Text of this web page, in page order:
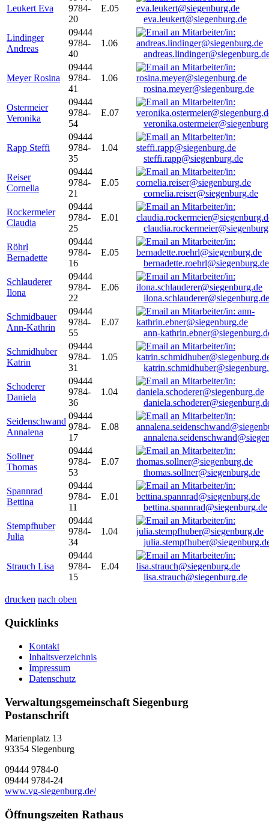
Leukert Eva
9784-
20
E.05
eva.leukert@siegenburg.de
Lindinger
Andreas
09444
9784-
40
1.06
Meyer Rosina
09444
9784-
41
1.06
rosina.meyer@siegenburg.de
Ostermeier
Veronika
09444
9784-
54
E.07
Rapp Steffi
09444
9784-
35
1.04
steffi.rapp@siegenburg.de
Reiser
Cornelia
09444
9784-
21
E.05
cornelia.reiser@siegenburg.de
Rockermeier
Claudia
09444
9784-
25
E.01
Röhrl
Bernadette
09444
9784-
16
E.05
bernadette.roehrl@siegenburg.de
Schlauderer
Ilona
09444
9784-
22
E.06
ilona.schlauderer@siegenburg.de
Schmidbauer
Ann-Kathrin
09444
9784-
55
E.07
ann-
Schmidhuber
Katrin
09444
9784-
31
1.05
Schoderer
Daniela
09444
9784-
36
1.04
Seidenschwand
Annalena
09444
9784-
17
E.08
Sollner
Thomas
09444
9784-
53
E.07
thomas.sollner@siegenburg.de
Spannrad
Bettina
09444
9784-
11
E.01
bettina.spannrad@siegenburg.de
Stempfhuber
Julia
09444
9784-
34
1.04
Strauch Lisa
09444
9784-
15
E.04
lisa.strauch@siegenburg.de
drucken nach oben
Quicklinks
Kontakt
Inhaltsverzeichnis
Impressum
Datenschutz
Verwaltungsgemeinschaft Siegenburg
Postanschrift
Marienplatz 13
93354 Siegenburg
09444 9784-0
09444 9784-24
www.vg-siegenburg.de/
Öffnungszeiten Rathaus